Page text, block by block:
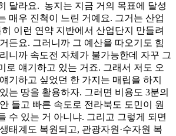
달라요. 농지는 지금 거의 목표에 달성
매우 진척이 느린 거예요. 그거는 산업
이런 연약 지반에서 산업단지 만들려
든요. 그러니까 그 예산을 따오기도 힘
니까 속도전 자체가 불가능한데 자꾸 그
로 얘기하고 있는 거죠. 그래서 저도 오
기하고 싶었던 한 가지는 매립을 하지
는 땅을 활용하자. 그러면 비용도 3분의
들고 빠른 속도로 전라북도 도민이 원
수 있는 거 아니냐. 그리고 그렇게 되면
태계도 복원되고, 관광자원·수자원 복